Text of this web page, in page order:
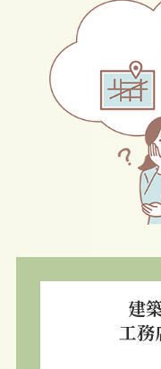
建
工務